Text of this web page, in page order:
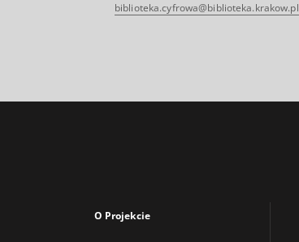
biblioteka.cyfrowa@biblioteka.krakow.pl
O Projekcie